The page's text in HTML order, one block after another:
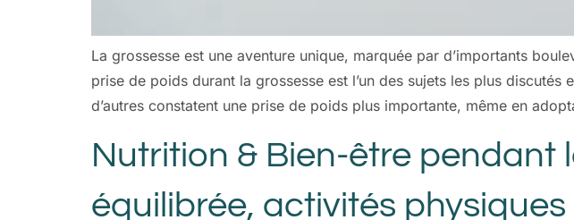
La grossesse est une aventure unique, marquée par d’importants
prise de poids durant la grossesse est l’un des sujets les plus
d’autres constatent une prise de poids plus importante, même en
Nutrition & Bien-être pendant
équilibrée, activités